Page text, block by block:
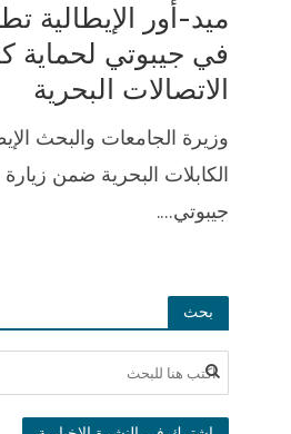
ميد-أور الإيطالية
في جيبوتي لحماية
الاتصالات البحرية
وزيرة الجامعات والبحث
الكابلات البحرية ضمن
جيبوتي....
بحث